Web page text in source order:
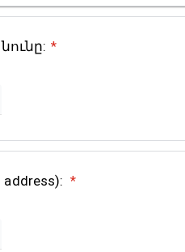
*
*